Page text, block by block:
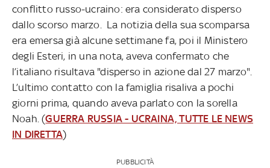
conflitto russo-ucraino: era considerato disperso
dallo scorso marzo. La notizia della sua scomparsa
era emersa già alcune settimane fa, poi il Ministero
degli Esteri, in una nota, aveva confermato che
l’italiano risultava "disperso in azione dal 27 marzo".
L’ultimo contatto con la famiglia risaliva a pochi
giorni prima, quando aveva parlato con la sorella
Noah. (GUERRA RUSSIA - UCRAINA, TUTTE LE NEWS
IN DIRETTA)
PUBBLICITÀ